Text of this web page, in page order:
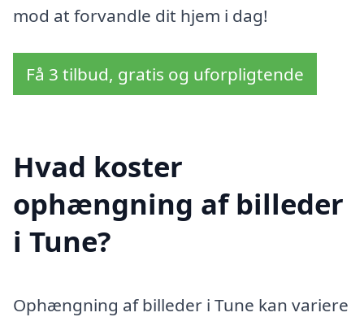
mod at forvandle dit hjem i dag!
Få 3 tilbud, gratis og uforpligtende
Hvad koster
ophængning af billeder
i Tune?
Ophængning af billeder i Tune kan variere